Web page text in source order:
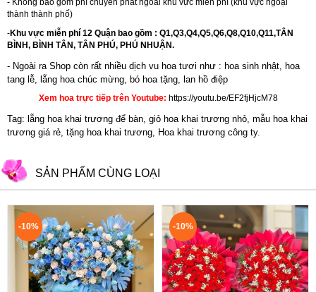
- Không bao gồm phí chuyển phát ngoài khu vực miễn phí (khu vực ngoại
thành thành phố)
-Khu vực miễn phí 12 Quận bao gồm : Q1,Q3,Q4,Q5,Q6,Q8,Q10,Q11,TÂN
BÌNH, BÌNH TÂN, TÂN PHÚ, PHÚ NHUẬN.
- Ngoài ra Shop còn rất nhiều dịch vu hoa tươi như : hoa sinh nhật
hoa
tang lễ
ẵng hoa chúc mừng bó hoa tặng lan hồ điệp
Xem hoa trực tiếp trên Youtube: https://youtu.be/EF2fjHjcM78
Tag: lẵng hoa khai trương để bàn, giỏ hoa khai trương nhỏ, mẫu hoa khai
trương giá rẻ, tặng hoa khai trương, Hoa khai trương công ty.
SẢN PHẨM CÙNG LOẠI
-10% -10%